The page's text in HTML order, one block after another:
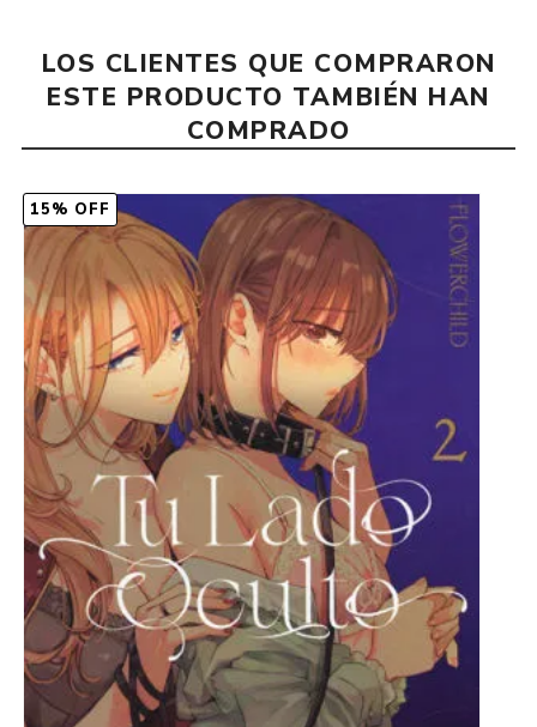
LOS CLIENTES QUE COMPRARON
ESTE PRODUCTO TAMBIÉN HAN
COMPRADO
15% OFF